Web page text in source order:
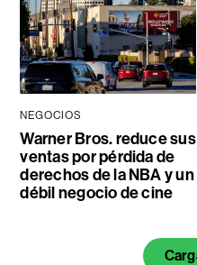
NEGOCIOS
Warner Bros. reduce sus
ventas por pérdida de
derechos de la NBA y un
débil negocio de cine